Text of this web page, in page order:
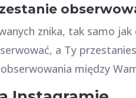
znika, tak samo
a Ty
między